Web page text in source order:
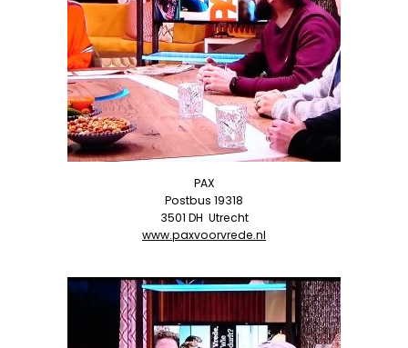
PAX
Postbus 19318
3501 DH Utrecht
www.paxvoorvrede.nl